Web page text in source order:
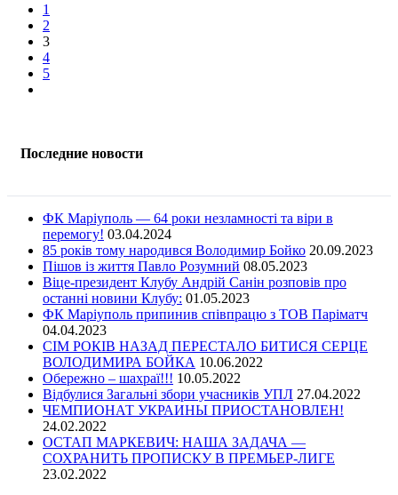
1
2
3
4
5
Последние новости
ФК Маріуполь — 64 роки незламності та віри в
перемогу! 03.04.2024
85 років тому народився Володимир Бойко 20.09.2023
Пішов із життя Павло Розумний 08.05.2023
Віце-президент Клубу Андрій Санін розповів про
останні новини Клубу: 01.05.2023
ФК Маріуполь припинив співпрацю з ТОВ Паріматч
04.04.2023
СІМ РОКІВ НАЗАД ПЕРЕСТАЛО БИТИСЯ СЕРЦЕ
ВОЛОДИМИРА БОЙКА 10.06.2022
Обережно – шахраї!!! 10.05.2022
Відбулися Загальні збори учасників УПЛ 27.04.2022
ЧЕМПИОНАТ УКРАИНЫ ПРИОСТАНОВЛЕН!
24.02.2022
ОСТАП МАРКЕВИЧ: НАША ЗАДАЧА —
СОХРАНИТЬ ПРОПИСКУ В ПРЕМЬЕР-ЛИГЕ
23.02.2022